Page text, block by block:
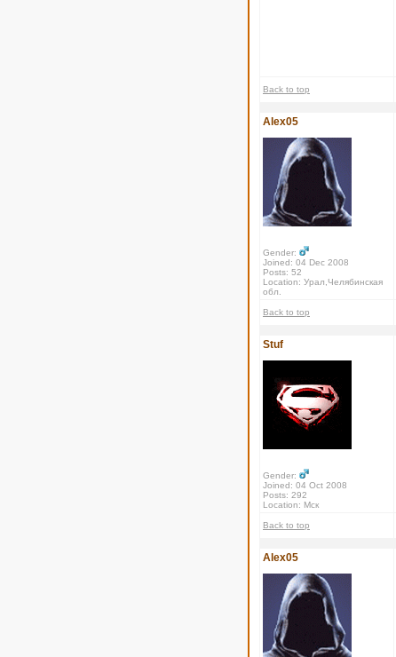
Back to top
Alex05
Gender:
Joined: 04 Dec 2008
Posts: 52
Location: Урал,Челябинская
обл.
Back to top
Stuf
Gender:
Joined: 04 Oct 2008
Posts: 292
Location: Мск
Back to top
Alex05